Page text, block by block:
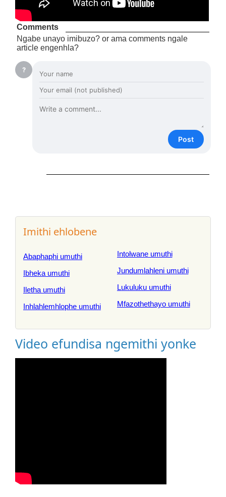
Comments
Ngabe unayo imibuzo? or ama comments ngale
article engenhla?
?
Post
Imithi ehlobene
Abaphaphi umuthi
Ibheka umuthi
Iletha umuthi
Inhlahlemhlophe umuthi
Intolwane umuthi
Jundumlahleni umuthi
Lukuluku umuthi
Mfazothethayo umuthi
Video efundisa ngemithi yonke